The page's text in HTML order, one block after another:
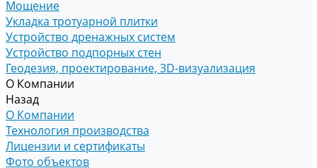
Мощение
Укладка тротуарной плитки
Устройство дренажных систем
Устройство подпорных стен
Геодезия, проектирование, 3D-визуализация
О Компании
Назад
О Компании
Технология производства
Лицензии и сертификаты
Фото объектов